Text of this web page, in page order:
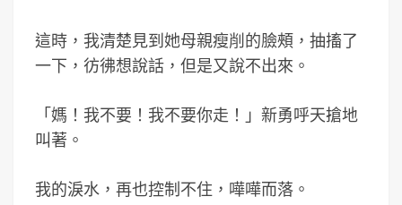
這時，我清楚見到她母親瘦削的臉頰，抽搐了
一下，彷彿想說話，但是又說不出來。
「媽！我不要！我不要你走！」新勇呼天搶地
叫著。
我的淚水，再也控制不住，嘩嘩而落。